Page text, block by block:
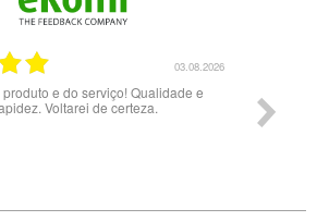
03.08.2026
e do serviço! Qualidade e
Voltarei de certeza.